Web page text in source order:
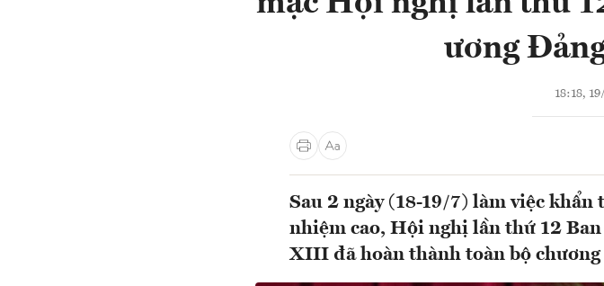
ương
18:18,
Sau 2 ngày (18-19/7) làm việc
nhiệm cao, Hội nghị lần thứ 12
XIII đã hoàn thành toàn bộ